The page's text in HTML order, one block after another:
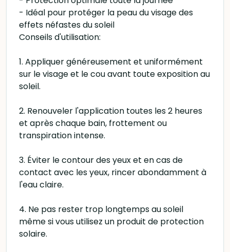
- Idéal pour protéger la peau du visage des
effets néfastes du soleil
Conseils d'utilisation:
1. Appliquer généreusement et uniformément
sur le visage et le cou avant toute exposition au
soleil.
2. Renouveler l'application toutes les 2 heures
et après chaque bain, frottement ou
transpiration intense.
3. Éviter le contour des yeux et en cas de
contact avec les yeux, rincer abondamment à
l'eau claire.
4. Ne pas rester trop longtemps au soleil
même si vous utilisez un produit de protection
solaire.